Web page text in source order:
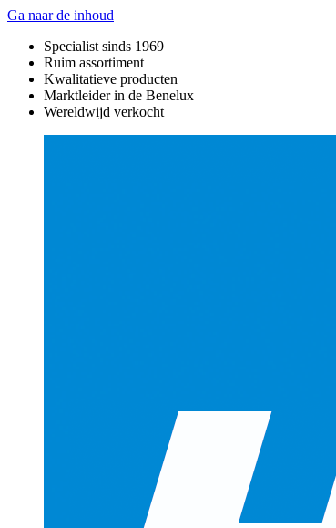
Ga naar de inhoud
Specialist sinds 1969
Ruim assortiment
Kwalitatieve producten
Marktleider in de Benelux
Wereldwijd verkocht